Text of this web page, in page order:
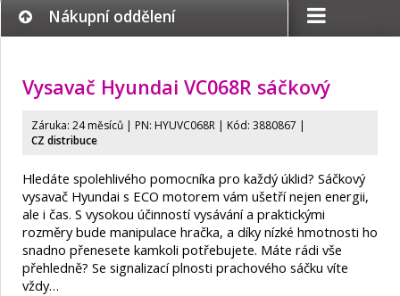
Nákupní oddělení
Vysavač Hyundai VC068R sáčkový
Záruka: 24 měsíců | PN: HYUVC068R | Kód: 3880867 |
CZ distribuce
Hledáte spolehlivého pomocníka pro každý úklid? Sáčkový
vysavač Hyundai s ECO motorem vám ušetří nejen energii,
ale i čas. S vysokou účinností vysávání a praktickými
rozměry bude manipulace hračka, a díky nízké hmotnosti ho
snadno přenesete kamkoli potřebujete. Máte rádi vše
přehledně? Se signalizací plnosti prachového sáčku víte
vždy…